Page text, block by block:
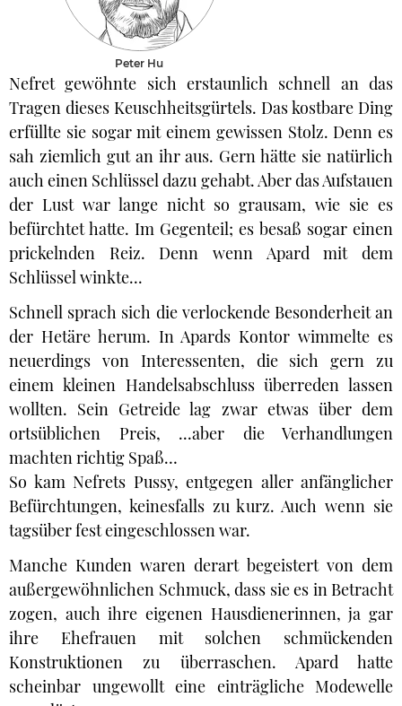
Peter Hu
Nefret gewöhnte sich erstaunlich schnell an das
Tragen dieses Keuschheitsgürtels. Das kostbare Ding
erfüllte sie sogar mit einem gewissen Stolz. Denn es
sah ziemlich gut an ihr aus. Gern hätte sie natürlich
auch einen Schlüssel dazu gehabt. Aber das Aufstauen
der Lust war lange nicht so grausam, wie sie es
befürchtet hatte. Im Gegenteil; es besaß sogar einen
prickelnden Reiz. Denn wenn Apard mit dem
Schlüssel winkte...
Schnell sprach sich die verlockende Besonderheit an
der Hetäre herum. In Apards Kontor wimmelte es
neuerdings von Interessenten, die sich gern zu
einem kleinen Handelsabschluss überreden lassen
wollten. Sein Getreide lag zwar etwas über dem
ortsüblichen Preis, ...aber die Verhandlungen
machten richtig Spaß…
So kam Nefrets Pussy, entgegen aller anfänglicher
Befürchtungen, keinesfalls zu kurz. Auch wenn sie
tagsüber fest eingeschlossen war.
Manche Kunden waren derart begeistert von dem
außergewöhnlichen Schmuck, dass sie es in Betracht
zogen, auch ihre eigenen Hausdienerinnen, ja gar
ihre Ehefrauen mit solchen schmückenden
Konstruktionen zu überraschen. Apard hatte
scheinbar ungewollt eine einträgliche Modewelle